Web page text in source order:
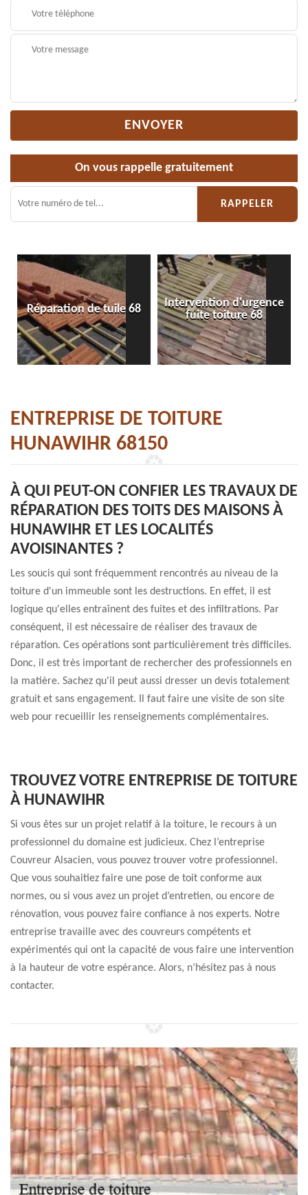
On vous rappelle gratuitement
Réparation de tuile 68
Intervention d'urgence
fuite toiture 68
ENTREPRISE DE TOITURE
HUNAWIHR 68150
À QUI PEUT-ON CONFIER LES TRAVAUX DE
RÉPARATION DES TOITS DES MAISONS À
HUNAWIHR ET LES LOCALITÉS
AVOISINANTES ?
Les soucis qui sont fréquemment rencontrés au niveau de la
toiture d'un immeuble sont les destructions. En effet, il est
logique qu'elles entraînent des fuites et des infiltrations. Par
conséquent, il est nécessaire de réaliser des travaux de
réparation. Ces opérations sont particulièrement très difficiles.
Donc, il est très important de rechercher des professionnels en
la matière. Sachez qu'il peut aussi dresser un devis totalement
gratuit et sans engagement. Il faut faire une visite de son site
web pour recueillir les renseignements complémentaires.
TROUVEZ VOTRE ENTREPRISE DE TOITURE
À HUNAWIHR
Si vous êtes sur un projet relatif à la toiture, le recours à un
professionnel du domaine est judicieux. Chez l’entreprise
Couvreur Alsacien, vous pouvez trouver votre professionnel.
Que vous souhaitiez faire une pose de toit conforme aux
normes, ou si vous avez un projet d’entretien, ou encore de
rénovation, vous pouvez faire confiance à nos experts. Notre
entreprise travaille avec des couvreurs compétents et
expérimentés qui ont la capacité de vous faire une intervention
à la hauteur de votre espérance. Alors, n’hésitez pas à nous
contacter.